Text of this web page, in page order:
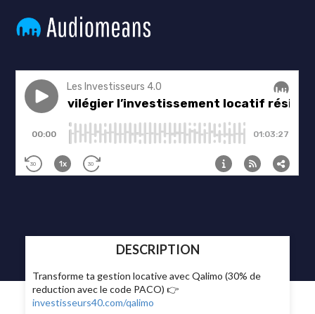
DESCRIPTION
Transforme ta gestion locative avec Qalimo (30% de
reduction avec le code PACO) 👉
investisseurs40.com/qalimo